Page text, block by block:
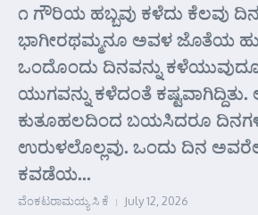
೧ ಗೌರಿಯ ಹಬ್ಬವು ಕಳೆದು ಕೆಲವು
ಭಾಗೀರಥಮ್ಮನೂ ಅವಳ ಜೊತೆಯ
ಒಂದೊಂದು ದಿನವನ್ನು
ಯುಗವನ್ನು ಕಳೆದಂತೆ ಕಷ್ಟವಾಗಿದ್ದಿತು.
ಕುತೂಹಲದಿಂದ ಬಯಸಿದರೂ
ಉರುಳಲೊಲ್ಲವು. ಒಂದು ದಿನ
ಕವಡೆಯ...
ವೆಂಕಟರಾಮಯ್ಯ ಸಿ ಕೆ July 12, 2026